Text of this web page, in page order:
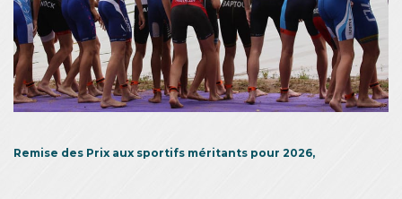
Remise des Prix aux sportifs méritants pour 2026,